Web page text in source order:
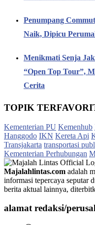
Penumpang
Naik, Dipicu
Menikmati Senja
“Open Top Tour”,
Cerita
TOPIK
Kementerian PU Kemenhub
Hanggodo IKN Kereta Api
Transjakarta transportasi
Kementerian Perhubungan
Majalahlintas.com adalah
informasi tepercaya seputar
berita aktual lainnya,
alamat redaksi/